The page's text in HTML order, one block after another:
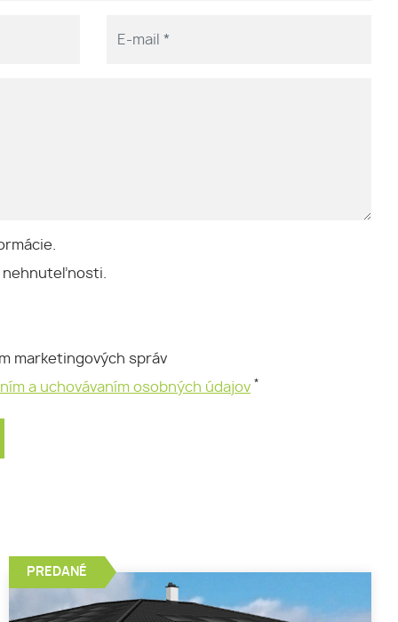
nehnuteľnosti.
marketingových správ
a uchovávaním osobných údajov *
PREDANÉ